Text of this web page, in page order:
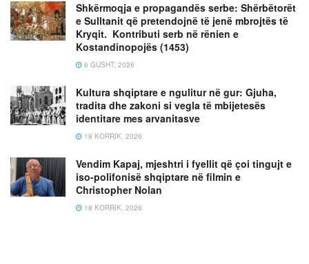
Shkërmoqja e propagandës serbe: Shërbëtorët
e Sulltanit që pretendojnë të jenë mbrojtës të
Kryqit. Kontributi serb në rënien e
Kostandinopojës (1453)
6 GUSHT, 2026
Kultura shqiptare e ngulitur në gur: Gjuha,
tradita dhe zakoni si vegla të mbijetesës
identitare mes arvanitasve
18 KORRIK, 2026
Vendim Kapaj, mjeshtri i fyellit që çoi tingujt e
iso-polifonisë shqiptare në filmin e
Christopher Nolan
18 KORRIK, 2026